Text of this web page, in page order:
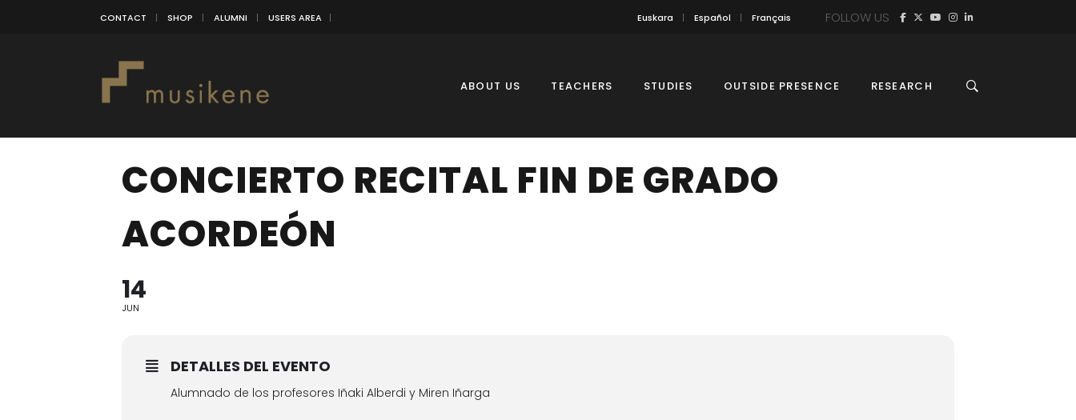
CONTACT SHOP ALUMNI USERS AREA Euskara Español Français FOLLOW US
ABOUT US TEACHERS STUDIES OUTSIDE PRESENCE RESEARCH
CONCIERTO RECITAL FIN DE GRADO
ACORDEÓN
14
JUN
DETALLES DEL EVENTO
Alumnado de los profesores Iñaki Alberdi y Miren Iñarga